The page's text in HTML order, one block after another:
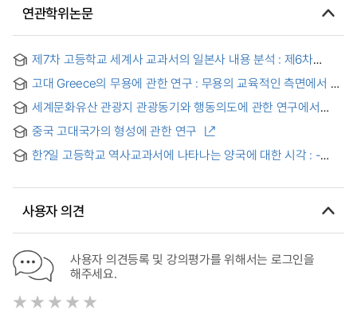
연관학위논문
제7차 고등학교 세계사 교과서의 일본사 내용 분석 : 제6차
고등학교 세계사 교과서와의 비교를 중심으로 = (An) analysis
on the contents of Japanese history in high school world
history textbooks in the 7th curricelums : in comparison
with high school world history textbooks in the 6yh
cerriculums
고대 Greece의 무용에 관한 연구 : 무용의 교육적인 측면에서 =
(The) Study on the Dance of the Ancient Greece :
stressed on the educational aspect
세계문화유산 관광지 관광동기와 행동의도에 관한 연구에서
지각된 가치의 매개효과: 중국 쑤저우 고전원림 중심으로 =
Mediating Effect of Perceived Values in a Study on
Motivation and Behavioral Intentions for World Heritage
Site Tourism: Focusing on the Classical Gardens of
중국 고대국가의 형성에 관한 연구
한?일 고등학교 역사교과서에 나타나는 양국에 대한 시각 : -
科書に現れる??にたいする認識 : - 世界史?科書の?
사용자 의견
사용자 의견등록 및 강의평가를 위해서는 로그인을
해주세요.